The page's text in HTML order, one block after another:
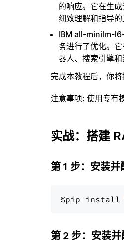
的响应。它在生
细致理解和指导的
IBM all-minilm-
务进行了优化。
器人、搜索引擎和
完成本教程后，你
注意事项: 使用专有
实战：搭建
第 1 步：安装
%pip install
第 2 步：安装